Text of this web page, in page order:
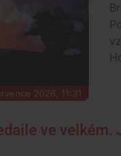
2026, 11:31
ve